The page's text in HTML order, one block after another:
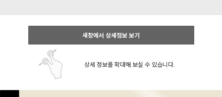
새창에서 상세정보 보기
상세 정보를 확대해 보실 수 있습니다.